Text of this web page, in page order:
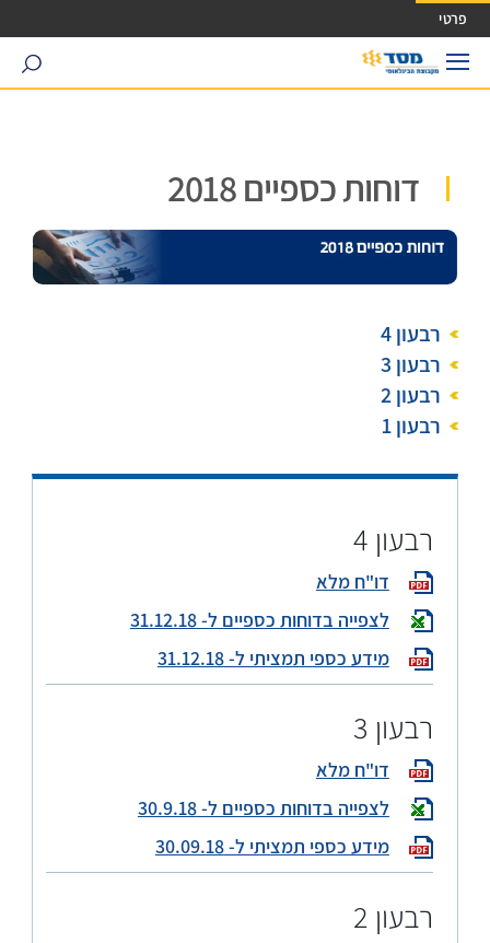
גישה ישירה לכפתור כניסה לחשבונך
פרטי
search
דוחות כספיים 2018
רבעון 4
רבעון 3
רבעון 2
רבעון 1
רבעון 4
דו"ח מלא
לצפייה בדוחות כספיים ל- 31.12.18
מידע כספי תמציתי ל- 31.12.18
רבעון 3
דו"ח מלא
לצפייה בדוחות כספיים ל- 30.9.18
מידע כספי תמציתי ל- 30.09.18
רבעון 2